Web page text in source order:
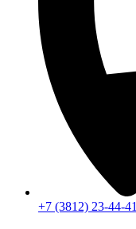
+7 (3812) 23-44-41